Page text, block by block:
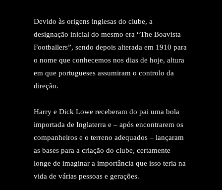
Devido às origens inglesas do clube, a
designação inicial do mesmo era “The Boavista
Footballers”, sendo depois alterada em 1910 para
o nome que conhecemos nos dias de hoje, altura
em que portugueses assumiram o controlo da
direção.
Harry e Dick Lowe receberam do pai uma bola
importada de Inglaterra e – após encontrarem os
companheiros e o terreno adequados – lançaram
as bases para a criação do clube, certamente
longe de imaginar a importância que isso teria na
vida de várias pessoas e gerações.